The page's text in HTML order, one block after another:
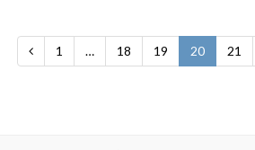
1 … 18 19 20 21